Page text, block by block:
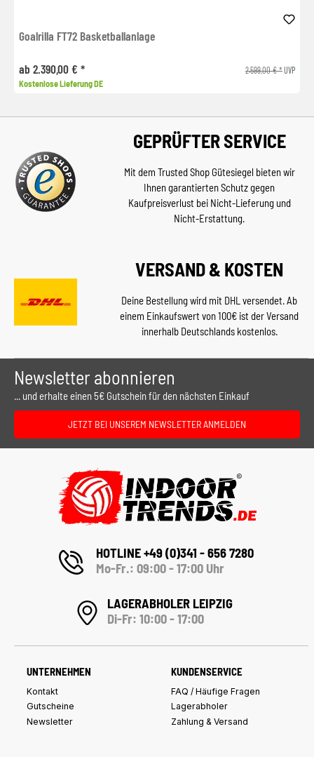
Goalrilla FT72 Basketballanlage
ab 2.390,00 € * 2.599,00 € *UVP
Kostenlose Lieferung DE
GEPRÜFTER SERVICE
Mit dem Trusted Shop Gütesiegel bieten wir
Ihnen garantierten Schutz gegen
Kaufpreisverlust bei Nicht-Lieferung und
Nicht-Erstattung.
VERSAND & KOSTEN
Deine Bestellung wird mit DHL versendet. Ab
einem Einkaufswert von 100€ ist der Versand
innerhalb Deutschlands kostenlos.
Newsletter abonnieren
... und erhalte einen 5€ Gutschein für den nächsten Einkauf
JETZT BEI UNSEREM NEWSLETTER ANMELDEN
HOTLINE +49 (0)341 - 656 7280
Mo-Fr.: 09:00 - 17:00 Uhr
LAGERABHOLER LEIPZIG
Di-Fr: 10:00 - 17:00
UNTERNEHMEN
Kontakt
Gutscheine
Newsletter
KUNDENSERVICE
FAQ / Häufige Fragen
Lagerabholer
Zahlung & Versand